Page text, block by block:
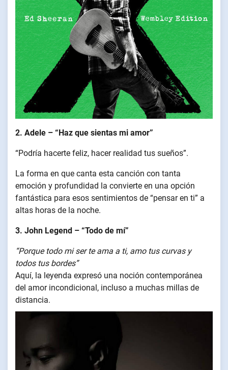
2. Adele – “Haz que sientas mi amor”
“Podría hacerte feliz, hacer realidad tus sueños”.
La forma en que canta esta canción con tanta
emoción y profundidad la convierte en una opción
fantástica para esos sentimientos de “pensar en ti” a
altas horas de la noche.
3. John Legend – “Todo de mí”
“Porque todo mi ser te ama a ti, amo tus curvas y
todos tus bordes”
Aquí, la leyenda expresó una noción contemporánea
del amor incondicional, incluso a muchas millas de
distancia.